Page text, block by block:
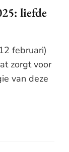
liefde
februari)
zorgt voor
van deze